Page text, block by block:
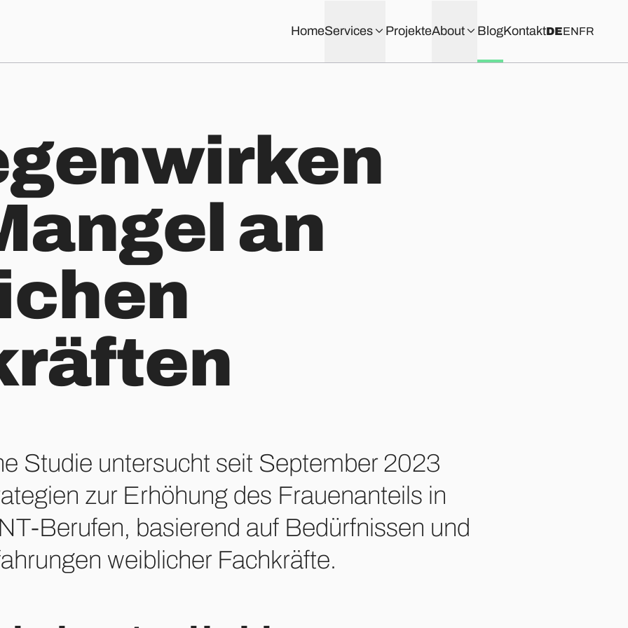
HomeServices ProjekteAbout BlogKontaktDEENFR
Fachkräften
an
Studie untersucht seit September 2023
zur Erhöhung des Frauenanteils in
Berufen, basierend auf Bedürfnissen und
weiblicher Fachkräfte.